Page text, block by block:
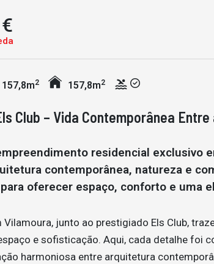
157,8m2 157,8m2
Club – Vida Contemporânea
residencial exclusivo
contemporânea, natureza e
oferecer espaço, conforto e uma
Vilamoura, junto ao prestigiado Els Club,
e sofisticação. Aqui, cada detalhe foi
harmoniosa entre arquitetura